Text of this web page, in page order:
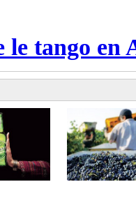
le tango en